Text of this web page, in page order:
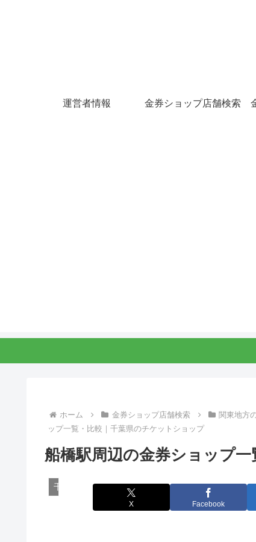
運営者情報 金券ショップ店舗検索
ホーム 金券ショップ店舗検索 関東地方
ップ一覧・比較｜千葉県のチケットショップ
船橋駅周辺の金券ショップ
千葉県の金券ショップ
X Facebook